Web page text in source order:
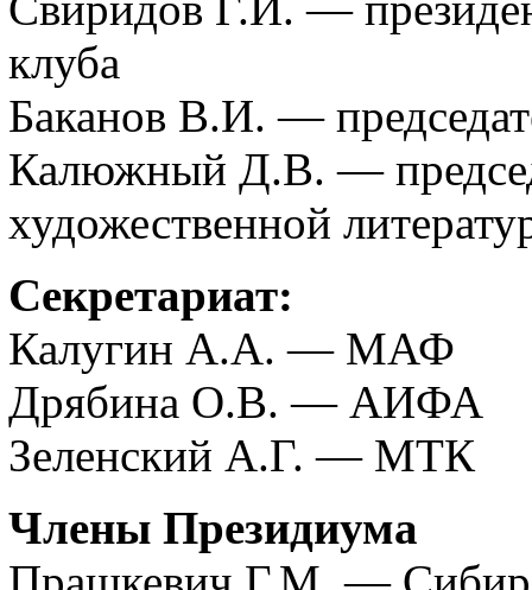
клуба
Баканов В.И. —
Калюжный Д.В. —
художественной
Секретариат:
Калугин А.А. — МАФ
Дрябина О.В. — АИФА
Зеленский А.Г. — МТК
Члены Президиума